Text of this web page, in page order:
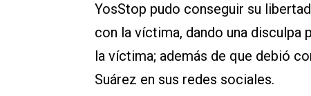
YosStop pudo conseguir su
con la víctima, dando una disculpa
la víctima; además de que debió
Suárez en sus redes sociales.